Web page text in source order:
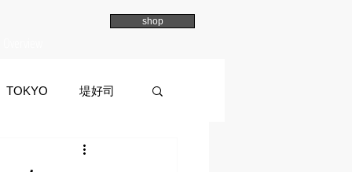
shop
TOKYO 堤好司
イマイマユ